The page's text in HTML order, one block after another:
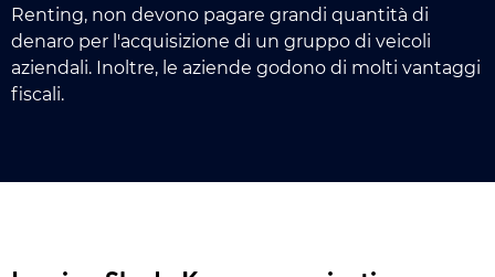
Renting, non devono pagare grandi quantità di
denaro per l'acquisizione di un gruppo di veicoli
aziendali. Inoltre, le aziende godono di molti vantaggi
fiscali.